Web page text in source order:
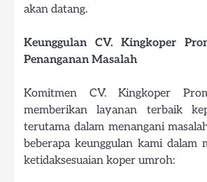
akan datang.
Keunggulan CV. Kingkoper
Penanganan Masalah
Komitmen CV. Kingkoper
memberikan layanan terbaik
terutama dalam menangani
beberapa keunggulan kami dalam
ketidaksesuaian koper umroh: